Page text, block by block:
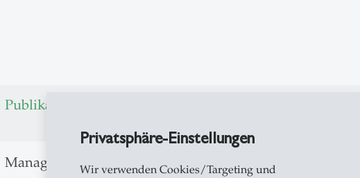
Privatsphäre-Einstellungen
Wir verwenden Cookies/Targeting und
Publikationen auf Alexandria
Management Accounting